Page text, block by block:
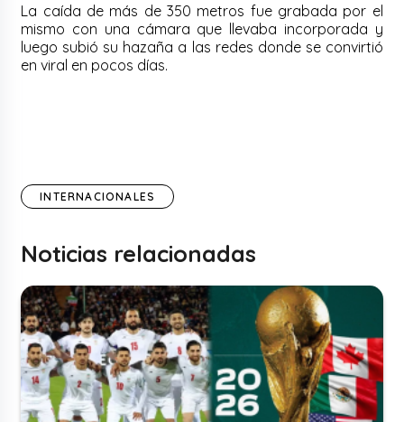
La caída de más de 350 metros fue grabada por el
mismo con una cámara que llevaba incorporada y
luego subió su hazaña a las redes donde se convirtió
en viral en pocos días.
INTERNACIONALES
Noticias relacionadas